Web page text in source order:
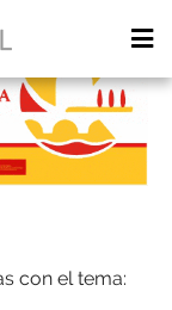
con el tema: